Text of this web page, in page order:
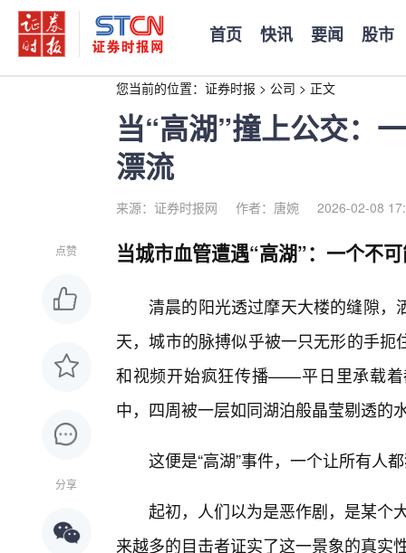
首页 快讯 要闻 股市
您当前的位置： 证券时报 > 公司 > 正文
当“高湖”撞上公交：
漂流
来源：证券时报网 作者：唐婉 2026-02-08
点赞
分享
当城市血管遭遇“高湖”：一个不
清晨的阳光透过摩天大楼的缝隙，
天，城市的脉搏似乎被一只无形的手
和视频开始疯狂传播——平日里承载
中，四周被一层如同湖泊般晶莹剔透的
这便是“高湖”事件，一个让所有人
起初，人们以为是恶作剧，是某个
来越多的目击者证实了这一景象的真实